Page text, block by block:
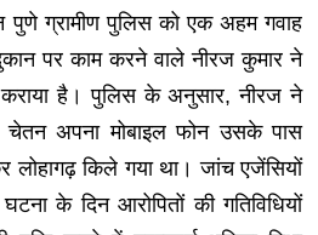
पुणे ग्रामीण पुलिस को एक अहम गवाह
पर काम करने वाले नीरज कुमार ने
है। पुलिस के अनुसार, नीरज ने
चेतन अपना मोबाइल फोन उसके पास
लोहागढ़ किले गया था। जांच एजेंसियों
के दिन आरोपितों की गतिविधियों